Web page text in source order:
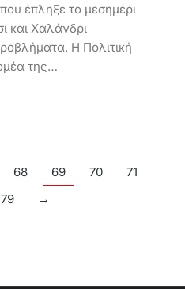
έπληξε το μεσημέρι
και Χαλάνδρι
Η Πολιτική
της…
68 69 70
71
79 →